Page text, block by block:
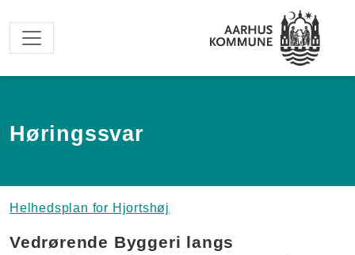
Høringssvar
Helhedsplan for Hjortshøj
Vedrørende Byggeri langs